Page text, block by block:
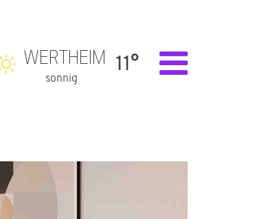
WERTHEIM
sonnig
11°